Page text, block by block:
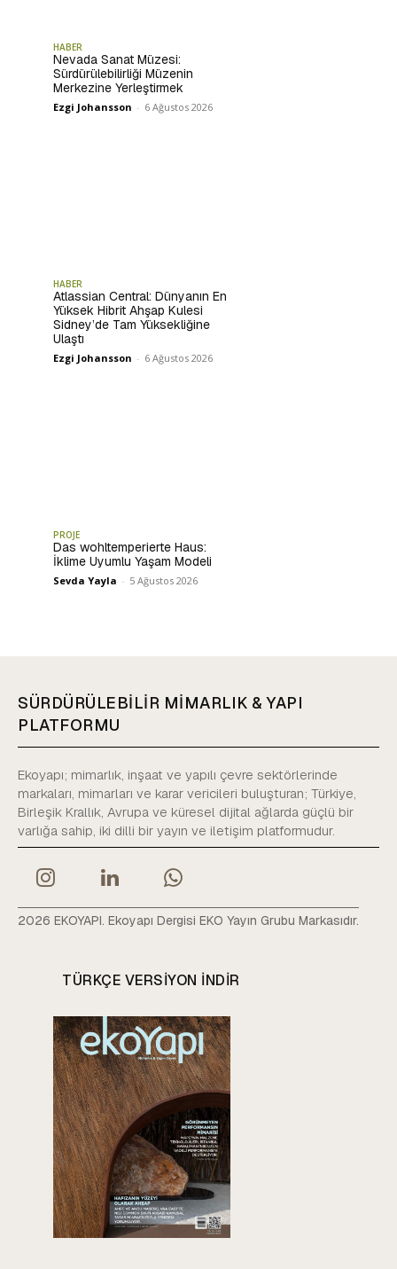
HABER
Nevada Sanat Müzesi:
Sürdürülebilirliği Müzenin
Merkezine Yerleştirmek
Ezgi Johansson - 6 Ağustos 2026
HABER
Atlassian Central: Dünyanın En
Yüksek Hibrit Ahşap Kulesi
Sidney’de Tam Yüksekliğine
Ulaştı
Ezgi Johansson - 6 Ağustos 2026
PROJE
Das wohltemperierte Haus:
İklime Uyumlu Yaşam Modeli
Sevda Yayla - 5 Ağustos 2026
SÜRDÜRÜLEBİLİR MİMARLIK & YAPI
PLATFORMU
Ekoyapı; mimarlık, inşaat ve yapılı çevre sektörlerinde
markaları, mimarları ve karar vericileri buluşturan; Türkiye,
Birleşik Krallık, Avrupa ve küresel dijital ağlarda güçlü bir
varlığa sahip, iki dilli bir yayın ve iletişim platformudur.
2026 EKOYAPI. Ekoyapı Dergisi EKO Yayın Grubu Markasıdır.
TÜRKÇE VERSIYON INDIR